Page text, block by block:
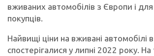
вживаних автомобілів з Європи і для
покупців.
Найвищі ціни на вживані автомобілі
спостерігалися у липні 2022 року.